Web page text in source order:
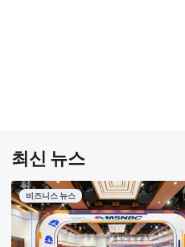
최신 뉴스
비즈니스 뉴스